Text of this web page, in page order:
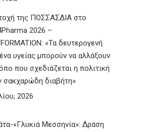
της ΠΟΣΣΑΣΔΙΑ στο
2026 –
«Τα δευτερογενή
υγείας μπορούν να αλλάξουν
που σχεδιάζεται η πολιτική
σακχαρώδη διαβήτη»
2026
«Γλυκιά Μεσσηνία»: Δράση